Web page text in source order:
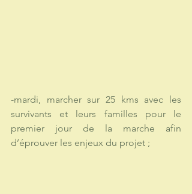
-mardi, marcher sur 25 kms avec les
survivants et leurs familles pour le
premier jour de la marche afin
d’éprouver les enjeux du projet ;